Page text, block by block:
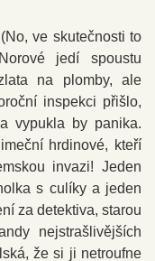
ve skutečnosti to
jedí spoustu
na plomby, ale
inspekci přišlo,
vypukla by panika.
hrdinové, kteří
invazi! Jeden
s culíky a jeden
za detektiva, starou
nejstrašlivějších
že si ji netroufne